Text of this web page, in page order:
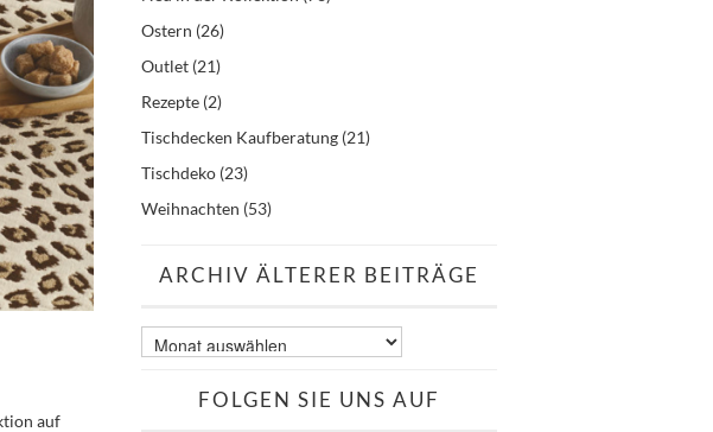
auf
Ostern (26)
Outlet (21)
Rezepte (2)
Tischdecken Kaufberatung (21)
Tischdeko (23)
Weihnachten (53)
ARCHIV ÄLTERER BEITRÄGE
Archiv
älterer
FOLGEN SIE UNS AUF